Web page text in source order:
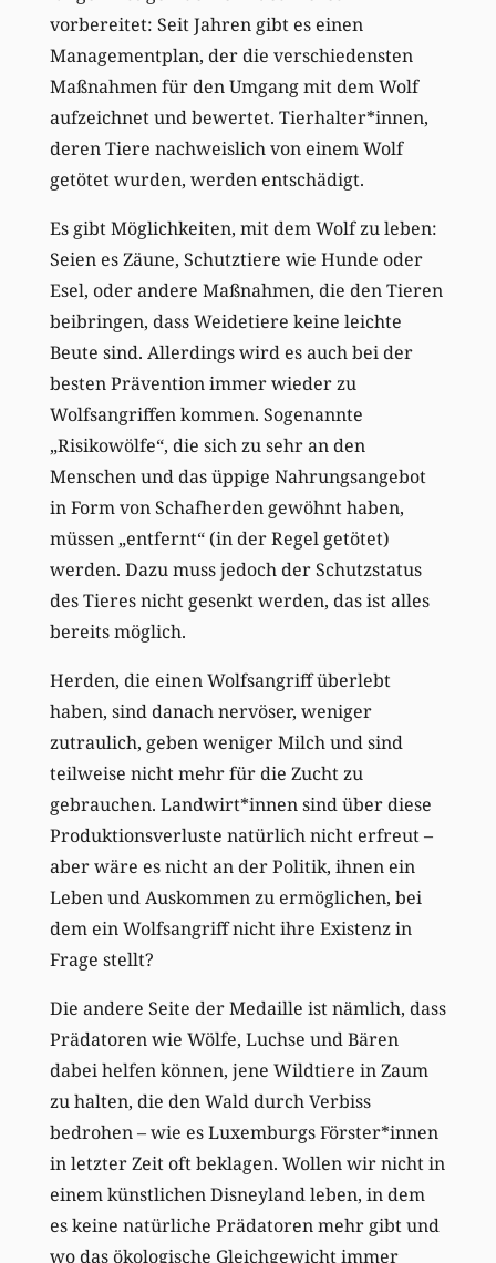
vorbereitet: Seit Jahren gibt es einen
Managementplan, der die verschiedensten
Maßnahmen für den Umgang mit dem Wolf
aufzeichnet und bewertet. Tierhalter*innen,
deren Tiere nachweislich von einem Wolf
getötet wurden, werden entschädigt.
Es gibt Möglichkeiten, mit dem Wolf zu leben:
Seien es Zäune, Schutztiere wie Hunde oder
Esel, oder andere Maßnahmen, die den Tieren
beibringen, dass Weidetiere keine leichte
Beute sind. Allerdings wird es auch bei der
besten Prävention immer wieder zu
Wolfsangriffen kommen. Sogenannte
„Risikowölfe“, die sich zu sehr an den
Menschen und das üppige Nahrungsangebot
in Form von Schafherden gewöhnt haben,
müssen „entfernt“ (in der Regel getötet)
werden. Dazu muss jedoch der Schutzstatus
des Tieres nicht gesenkt werden, das ist alles
bereits möglich.
Herden, die einen Wolfsangriff überlebt
haben, sind danach nervöser, weniger
zutraulich, geben weniger Milch und sind
teilweise nicht mehr für die Zucht zu
gebrauchen. Landwirt*innen sind über diese
Produktionsverluste natürlich nicht erfreut –
aber wäre es nicht an der Politik, ihnen ein
Leben und Auskommen zu ermöglichen, bei
dem ein Wolfsangriff nicht ihre Existenz in
Frage stellt?
Die andere Seite der Medaille ist nämlich, dass
Prädatoren wie Wölfe, Luchse und Bären
dabei helfen können, jene Wildtiere in Zaum
zu halten, die den Wald durch Verbiss
bedrohen – wie es Luxemburgs Förster*innen
in letzter Zeit oft beklagen. Wollen wir nicht in
einem künstlichen Disneyland leben, in dem
es keine natürliche Prädatoren mehr gibt und
wo das ökologische Gleichgewicht immer